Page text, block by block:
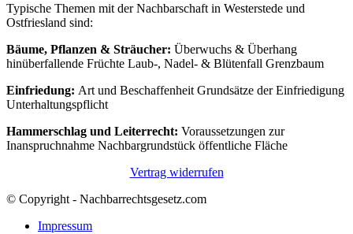
Typische Themen mit der Nachbarschaft in Westerstede und
Ostfriesland sind:
Bäume, Pflanzen & Sträucher: Überwuchs & Überhang
hinüberfallende Früchte Laub-, Nadel- & Blütenfall Grenzbaum
Einfriedung: Art und Beschaffenheit Grundsätze der Einfriedigung
Unterhaltungspflicht
Hammerschlag und Leiterrecht: Voraussetzungen zur
Inanspruchnahme Nachbargrundstück öffentliche Fläche
Vertrag widerrufen
© Copyright - Nachbarrechtsgesetz.com
Impressum